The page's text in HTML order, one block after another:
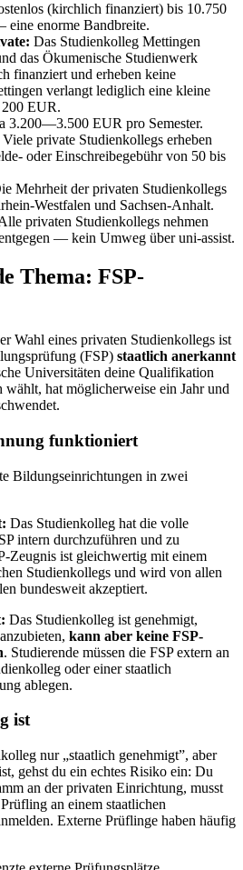
(kirchlich finanziert) bis 10.750
enorme Bandbreite.
Das Studienkolleg Mettingen
das Ökumenische Studienwerk
finanziert und erheben keine
verlangt lediglich eine kleine
EUR.
3.200—3.500 EUR pro Semester.
Viele private Studienkollegs erheben
oder Einschreibegebühr von 50 bis
Mehrheit der privaten Studienkollegs
Westfalen und Sachsen-Anhalt.
privaten Studienkollegs nehmen
— kein Umweg über uni-assist.
Thema: FSP-
Wahl eines privaten Studienkollegs ist
(FSP) staatlich anerkannt
Universitäten deine Qualifikation
wählt, hat möglicherweise ein Jahr und
funktioniert
Bildungseinrichtungen in zwei
Das Studienkolleg hat die volle
intern durchzuführen und zu
Zeugnis ist gleichwertig mit einem
Studienkollegs und wird von allen
bundesweit akzeptiert.
Das Studienkolleg ist genehmigt,
kann aber keine FSP-
. Studierende müssen die FSP extern an
oder einer staatlich
ablegen.
ist
nur „staatlich genehmigt”, aber
gehst du ein echtes Risiko ein: Du
an der privaten Einrichtung, musst
an einem staatlichen
Externe Prüflinge haben häufig